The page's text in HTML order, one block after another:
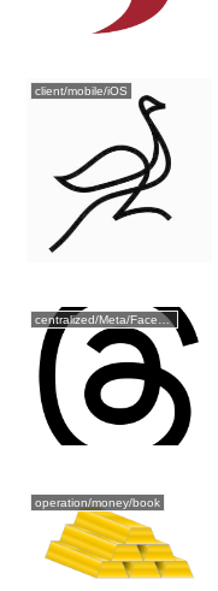
client/mobile/iOS
centralized/Meta/Facebook
operation/money/book